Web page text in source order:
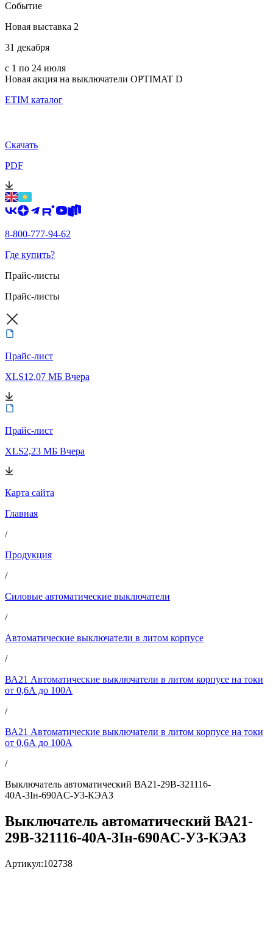
Событие
Новая выставка 2
31 декабря
с 1 по 24 июля
Новая акция на выключатели OPTIMAT D
ETIM каталог
Скачать
PDF
8-800-777-94-62
Где купить?
Прайс-листы
Прайс-листы
Прайс-лист
XLS12,07 МБ Вчера
Прайс-лист
XLS2,23 МБ Вчера
Карта сайта
Главная
/
Продукция
/
Силовые автоматические выключатели
/
Автоматические выключатели в литом корпусе
/
ВА21 Автоматические выключатели в литом корпусе на токи
от 0,6А до 100А
/
ВА21 Автоматические выключатели в литом корпусе на токи
от 0,6А до 100А
/
Выключатель автоматический ВА21-29В-321116-
40А-3Iн-690AC-У3-КЭАЗ
Выключатель автоматический ВА21-
29В-321116-40А-3Iн-690AC-У3-КЭАЗ
Артикул:102738